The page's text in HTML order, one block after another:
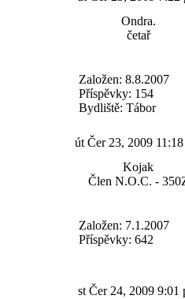
Ondra.
četař
Založen: 8.8.2007
Příspěvky: 154
Bydliště: Tábor
út Čer 23, 2009
Kojak
Člen N.O.C. -
Založen: 7.1.2007
Příspěvky: 642
st Čer 24, 2009 9:01